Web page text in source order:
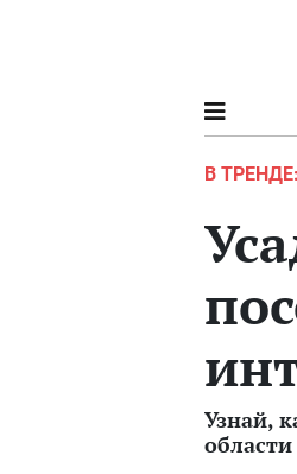
В ТРЕНДЕ:
Война в Украине 2022
Узнай,
области